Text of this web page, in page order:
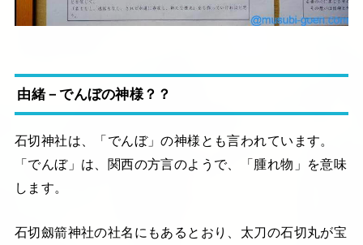
由緒－でんぼの神様？？
石切神社は、「でんぼ」の神様とも言われています。
「でんぼ」は、関西の方言のようで、「腫れ物」を意味
します。
石切劔箭神社の社名にもあるとおり、太刀の石切丸が宝